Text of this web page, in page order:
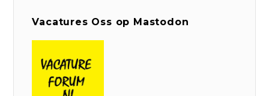
Vacatures Oss op Mastodon